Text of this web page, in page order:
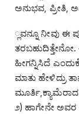
ಅನುಭವ, ಪ್ರೀತಿ,
್ಲವನ್ನೂ ನೀವು ಈ
ಹೀಗನ್ನಿಸಿದೆ
ಮಾತು ಹೇಳಿದ್ರು
೨) ಹಾಗೇನೇ